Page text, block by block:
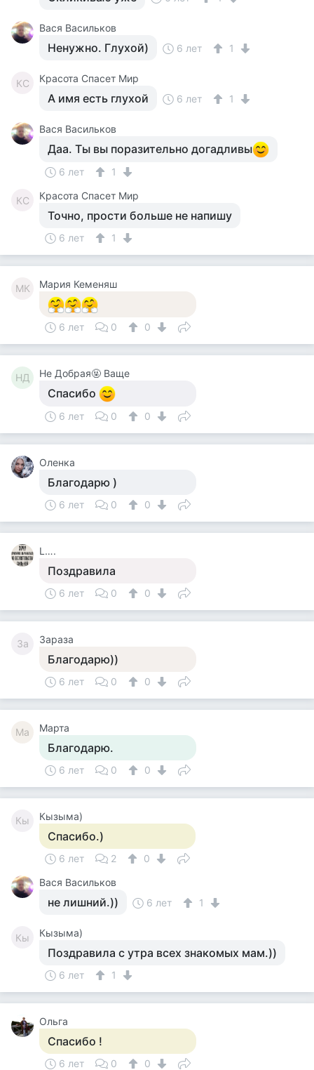
Вася Васильков
Ненужно. Глухой) 6 лет 1
КС Красота Спасет Мир
А имя есть глухой 6 лет 1
Вася Васильков
Даа. Ты вы поразительно догадливы
6 лет 1
КС Красота Спасет Мир
Точно, прости больше не напишу
6 лет 1
МК Мария Кеменяш
6 лет 0 0
НД Не Добрая🤬 Ваще
Спасибо
6 лет 0 0
Оленка
Благодарю )
6 лет 0 0
L….
Поздравила
6 лет 0 0
За Зараза
Благодарю))
6 лет 0 0
Ма Марта
Благодарю.
6 лет 0 0
Кы Кызыма)
Спасибо.)
6 лет 2
0
Вася Васильков
не лишний.)) 6 лет 1
Кы Кызыма)
Поздравила с утра всех знакомых мам.))
6 лет 1
Ольга
Спасибо !
6 лет 0 0